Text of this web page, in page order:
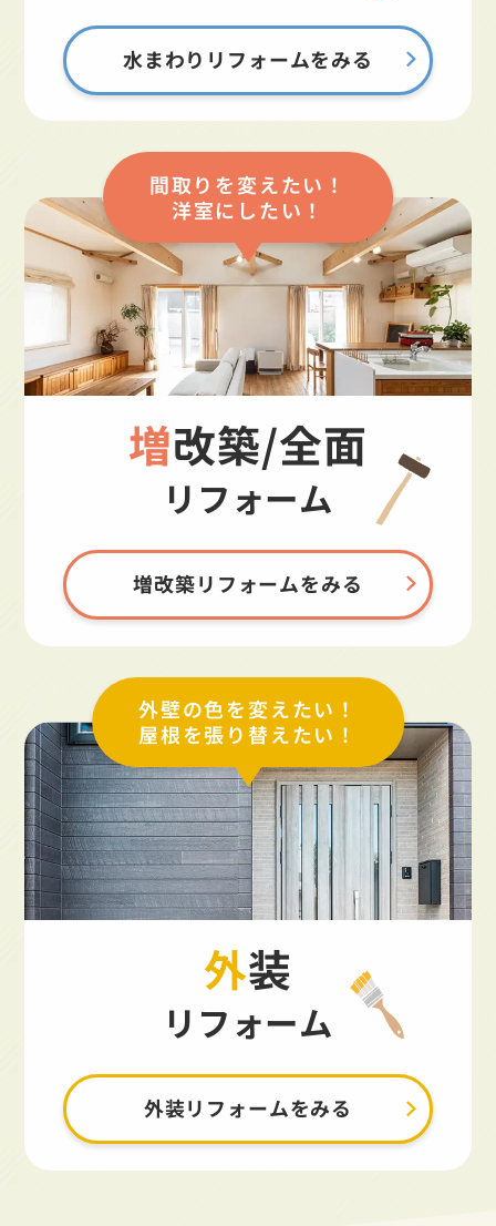
水まわりリフォームをみる
間取りを変えたい！
洋室にしたい！
増改築/全面
リフォーム
増改築リフォームをみる
外壁の色を変えたい！
屋根を張り替えたい！
外装
リフォーム
外装リフォームをみる